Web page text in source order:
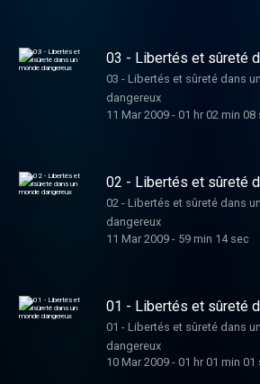
03 - Libertés et sûreté
monde dangereux
03 - Libertés et sûreté dans
dangereux
11 Mar 2009- 01 hr 02 min 08
02 - Libertés et sûreté
monde dangereux
02 - Libertés et sûreté dans
dangereux
11 Mar 2009- 59 min 14 sec
01 - Libertés et sûreté
monde dangereux
01 - Libertés et sûreté dans
dangereux
10 Mar 2009- 01 hr 01 min 01